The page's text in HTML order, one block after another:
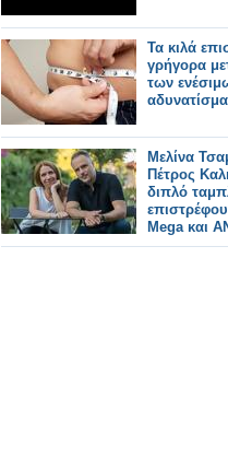
Τα κιλά
γρήγορα
των
Μελίνα
Πέτρος
διπλό
Mega και